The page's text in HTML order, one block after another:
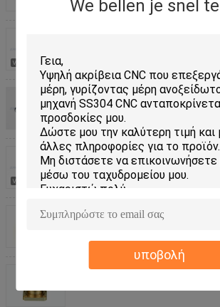
We bellen je snel
υποβολή
Βίδες καθρεφτών
υλικού ειδικότητας του ISO/
ακρίβειας που αυλακώνεται
επικεφαλής ξύλινες βίδες
Ανθεκτικοί σύνδεσμοι
ανοξείδωτου για CNC
κατεργασία
Κίτρινο CNC γύρισε το μέρη
για το σώμα αυτοκινήτων
ουδέτερα ακριβή CNC
τόρνος CNC που
μηχανή